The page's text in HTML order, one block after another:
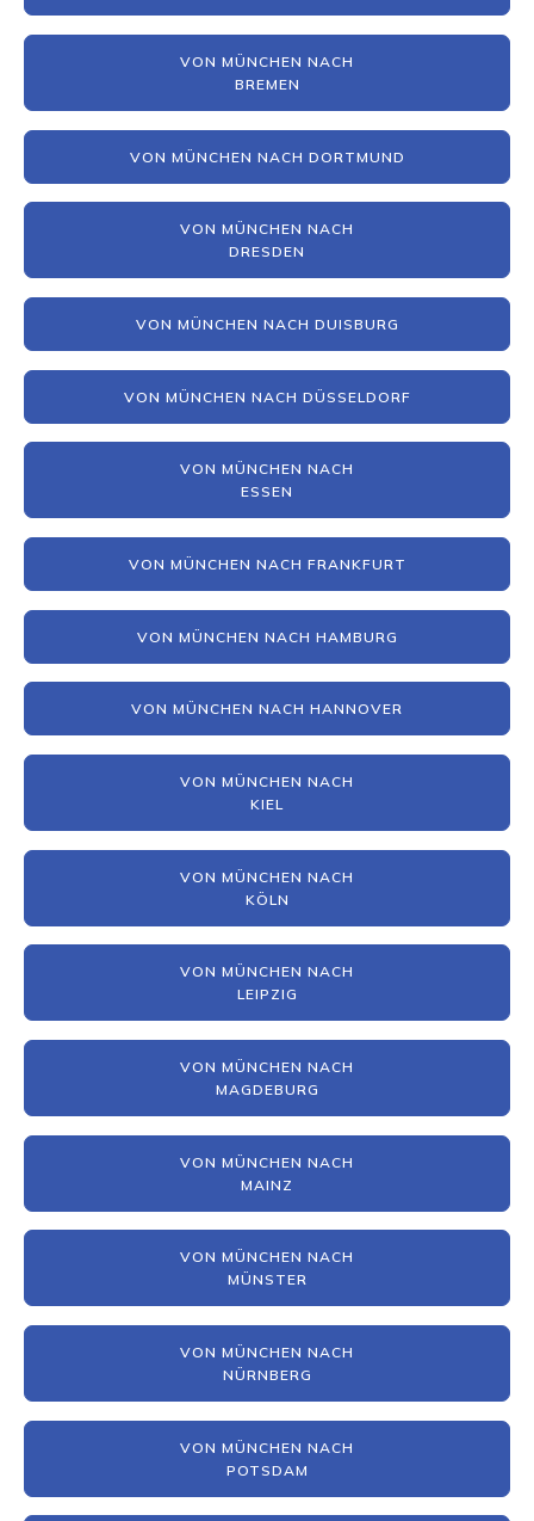
VON MÜNCHEN NACH
BREMEN
VON MÜNCHEN NACH DORTMUND
VON MÜNCHEN NACH
DRESDEN
VON MÜNCHEN NACH DUISBURG
VON MÜNCHEN NACH DÜSSELDORF
VON MÜNCHEN NACH
ESSEN
VON MÜNCHEN NACH FRANKFURT
VON MÜNCHEN NACH HAMBURG
VON MÜNCHEN NACH HANNOVER
VON MÜNCHEN NACH
KIEL
VON MÜNCHEN NACH
KÖLN
VON MÜNCHEN NACH
LEIPZIG
VON MÜNCHEN NACH
MAGDEBURG
VON MÜNCHEN NACH
MAINZ
VON MÜNCHEN NACH
MÜNSTER
VON MÜNCHEN NACH
NÜRNBERG
VON MÜNCHEN NACH
POTSDAM